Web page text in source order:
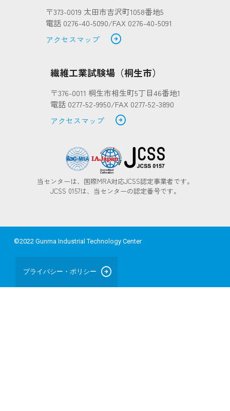
〒373-0019 太田市吉沢町1058番地5
電話 0276-40-5090/FAX 0276-40-5091
アクセスマップ
arrow_circle_right
繊維工業試験場（桐生市）
〒376-0011 桐生市相生町5丁目46番地1
電話 0277-52-9950/FAX 0277-52-3890
アクセスマップ
arrow_circle_right
当センターは、国際MRA対応JCSS認定事業者です。
JCSS 0157は、当センターの認定番号です。
©2022 Gunma Industrial Technology Center
プライバシー・ポリシー arrow_circle_right